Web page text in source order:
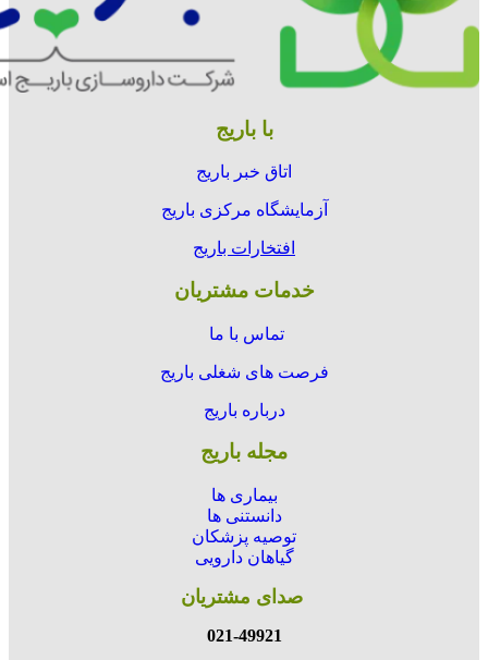
با باریج
اتاق خبر باریج
آزمایشگاه مرکزی باریج
افتخارات باریج
خدمات مشتریان
تماس با ما
فرصت های شغلی باریج
درباره باریج
مجله باریج
بیماری ها
دانستنی ها
توصیه پزشکان
گیاهان دارویی
صدای مشتریان
021-49921